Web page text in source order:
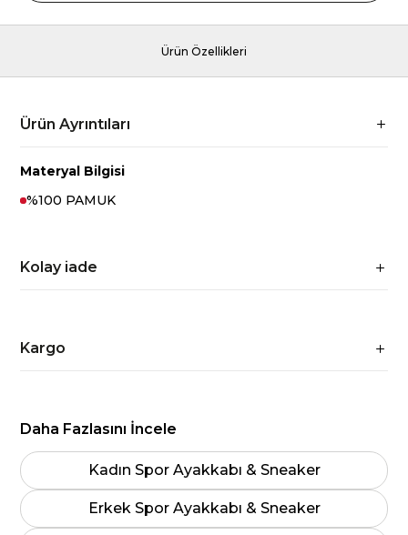
Ürün Özellikleri
Ürün Ayrıntıları
Materyal Bilgisi
%100 PAMUK
Kolay iade
Kargo
Daha Fazlasını İncele
Kadın Spor Ayakkabı & Sneaker
Erkek Spor Ayakkabı & Sneaker